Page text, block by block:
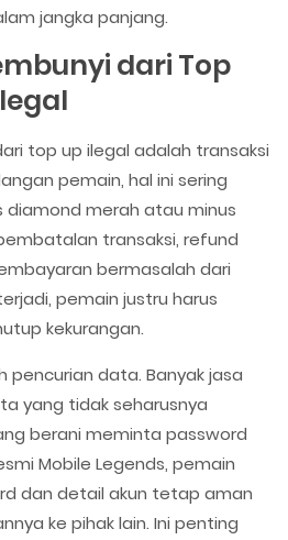
jangka panjang.
dari Top
top up ilegal adalah transaksi
pemain, hal ini sering
diamond merah atau minus
transaksi, refund
bermasalah dari
pemain justru harus
kekurangan.
pencurian data. Banyak jasa
yang tidak seharusnya
berani meminta password
Mobile Legends, pemain
dan detail akun tetap aman
ke pihak lain. Ini penting